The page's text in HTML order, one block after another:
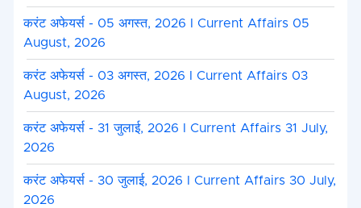
करंट अफेयर्स - 05 अगस्त, 2026 I Current Affairs 05
August, 2026
करंट अफेयर्स - 03 अगस्त, 2026 I Current Affairs 03
August, 2026
करंट अफेयर्स - 31 जुलाई, 2026 I Current Affairs 31 July,
2026
करंट अफेयर्स - 30 जुलाई, 2026 I Current Affairs 30 July,
2026